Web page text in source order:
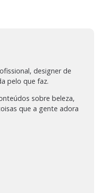
designer de
pelo que faz.
sobre beleza,
que a gente adora